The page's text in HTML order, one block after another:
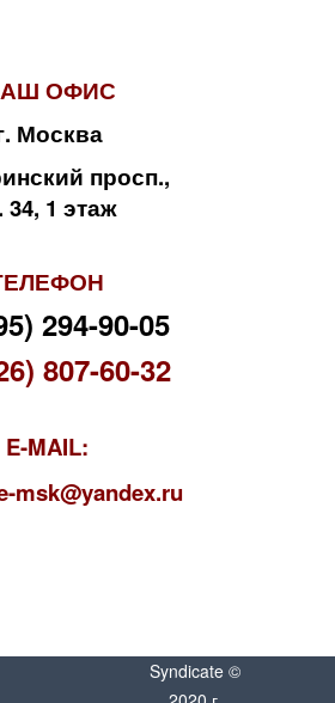
ОФИС
Москва
просп.,
34, 1 этаж
294-90-05
807-60-32
E-MAIL:
msk@yandex.ru
Syndicate ©